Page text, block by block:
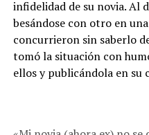
infidelidad de su novia. Al
besándose con otro en
concurrieron sin saberlo
tomó la situación con
ellos y publicándola en su